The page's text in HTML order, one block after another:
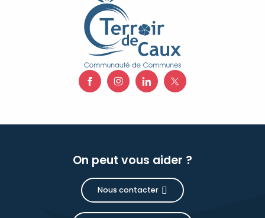
On peut vous aider ?
Nous contacter